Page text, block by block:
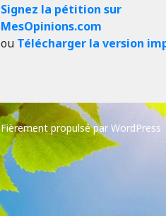
Signez la pétition sur
MesOpinions.com
ou Télécharger la version
Fièrement propulsé par WordPress